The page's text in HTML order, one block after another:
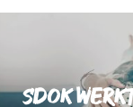
SDOK